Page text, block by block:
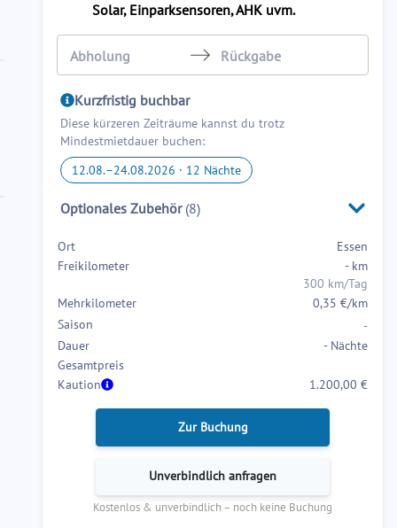
Solar, Einparksensoren, AHK uvm.
forward
to
interact
with
calendar
select
a
date.
Press
the
question
mark
shortcuts
to
with
to
get
the
keyboard
shortcuts
Kurzfristig buchbar
Diese kürzeren Zeiträume kannst du trotz
Mindestmietdauer buchen:
12.08.–24.08.2026 · 12 Nächte
Optionales Zubehör (8)
Ort
Essen
Freikilometer
-km
300 km/Tag
Mehrkilometer
0,35 €/km
Saison
-
Dauer
- Nächte
Gesamtpreis
Kaution
1.200,00 €
Zur Buchung
Unverbindlich anfragen
Kostenlos & unverbindlich – noch keine Buchung